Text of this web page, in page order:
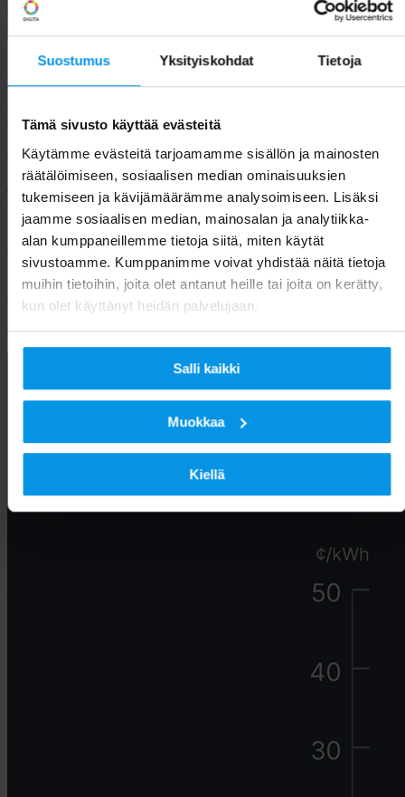
Suostumus Yksityiskohdat Tietoja
Tämä sivusto käyttää evästeitä
Käytämme evästeitä tarjoamamme sisällön ja mainosten
räätälöimiseen, sosiaalisen median ominaisuuksien
tukemiseen ja kävijämäärämme analysoimiseen. Lisäksi
jaamme sosiaalisen median, mainosalan ja analytiikka-
alan kumppaneillemme tietoja siitä, miten käytät
sivustoamme. Kumppanimme voivat yhdistää näitä tietoja
muihin tietoihin, joita olet antanut heille tai joita on kerätty,
kun olet käyttänyt heidän palvelujaan.
Salli kaikki
Muokkaa
Kiellä
3. Preisgünstiger, zuverlässiger Ökostrom
angeht, als auch im Hinblick auf Verfügbarkeit, Verteilernetz, Qualität
die Kosten sind im europaweiten Vergleich ausgesprochen gering.
Beispielsweise lag der durchschnittliche Strompreis für Haushalte im
Jahr 2022 in Finnland bei etwa 0,1934 €/kWh, in Deutschland, Italien
und Spanien dagegen über 0,30 €/kWh.
Da das Stromnetz in Finnland der kritischen Infrastruktur zugerechnet
wird, ist höchste Versorgungssicherheit garantiert. Die
Übertragungszuverlässigkeit lag 2022 nach Angaben des
Netzbetreibers Fingrid bei 99,99993 %. Für reibungslosen
sorgen kontinuierliche Instandhaltung und umfangreiche